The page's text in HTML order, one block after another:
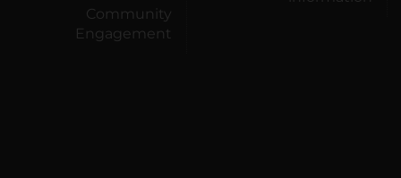
Community
Engagement